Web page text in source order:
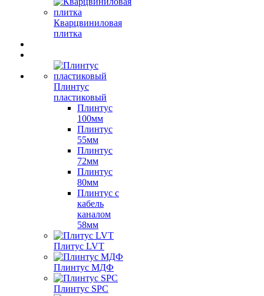
Кварцвиниловая
плитка
Плинтус
пластиковый
Плинтус
100мм
Плинтус
55мм
Плинтус
72мм
Плинтус
80мм
Плинтус с
кабель
каналом
58мм
Плитус LVT
Плинтус МДФ
Плинтус SPC